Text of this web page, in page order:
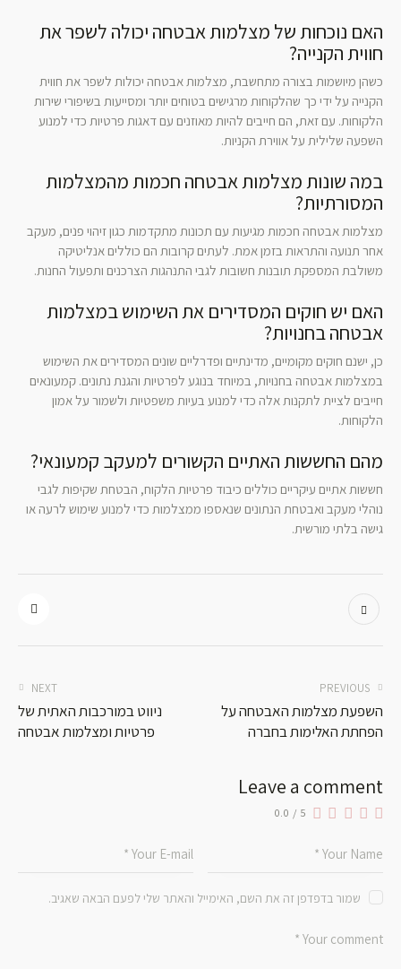
האם נוכחות של מצלמות אבטחה יכולה לשפר את
חווית הקנייה?
כשהן מיושמות בצורה מתחשבת, מצלמות אבטחה יכולות לשפר את חווית
הקנייה על ידי כך שהלקוחות מרגישים בטוחים יותר ומסייעות בשיפורי שירות
הלקוחות. עם זאת, הם חייבים להיות מאוזנים עם דאגות פרטיות כדי למנוע
השפעה שלילית על אווירת הקניות.
במה שונות מצלמות אבטחה חכמות מהמצלמות
המסורתיות?
מצלמות אבטחה חכמות מגיעות עם תכונות מתקדמות כגון זיהוי פנים, מעקב
אחר תנועה והתראות בזמן אמת. לעתים קרובות הם כוללים אנליטיקה
משולבת המספקת תובנות חשובות לגבי התנהגות הצרכנים ותפעול החנות.
האם יש חוקים המסדירים את השימוש במצלמות
אבטחה בחנויות?
כן, ישנם חוקים מקומיים, מדינתיים ופדרליים שונים המסדירים את השימוש
במצלמות אבטחה בחנויות, במיוחד בנוגע לפרטיות והגנת נתונים. קמעונאים
חייבים לציית לתקנות אלה כדי למנוע בעיות משפטיות ולשמור על אמון
הלקוחות.
מהם החששות האתיים הקשורים למעקב קמעונאי?
חששות אתיים עיקריים כוללים כיבוד פרטיות הלקוח, הבטחת שקיפות לגבי
נוהלי מעקב ואבטחת הנתונים שנאספו ממצלמות כדי למנוע שימוש לרעה או
גישה בלתי מורשית.
PREVIOUS
השפעת מצלמות האבטחה על
הפחתת האלימות בחברה
NEXT
ניווט במורכבות האתית של
פרטיות ומצלמות אבטחה
Leave a comment
0.0 / 5
שמור בדפדפן זה את השם, האימייל והאתר שלי לפעם הבאה שאגיב.